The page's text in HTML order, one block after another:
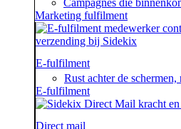
Marketing fulfilment
E-fulfilment
Rust achter de
E-fulfilment
Direct mail